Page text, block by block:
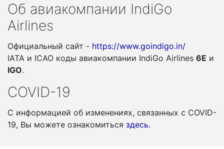
Об авиакомпании IndiGo
Airlines
Официальный сайт - https://www.goindigo.in/
IATA и ICAO коды авиакомпании IndiGo Airlines 6E и
IGO.
COVID-19
С информацией об изменениях, связанных c COVID-
19, Вы можете ознакомиться здесь.